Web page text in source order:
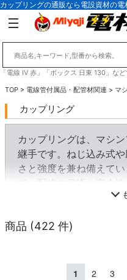
カップリングの通販なら電設資材の電
「電線 IV 赤」「ボックス 日東 130」な
TOP > 電線管付属品・配管材関連 > マ
カップリング
カップリングは、マシ
継手です。ねじ込み式
さと強度を兼ね備えて
で、配線の保護と安全
械設備や工場での使用
商品 (422 件)
1 2 3